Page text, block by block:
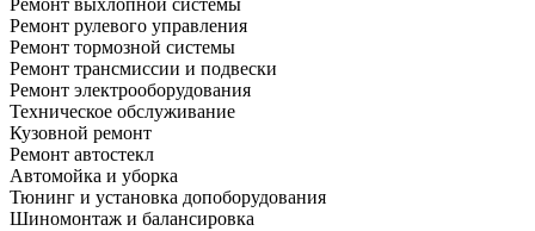
Ремонт выхлопной системы
Ремонт рулевого управления
Ремонт тормозной системы
Ремонт трансмиссии и подвески
Ремонт электрооборудования
Техническое обслуживание
Кузовной ремонт
Ремонт автостекл
Автомойка и уборка
Тюнинг и установка допоборудования
Шиномонтаж и балансировка